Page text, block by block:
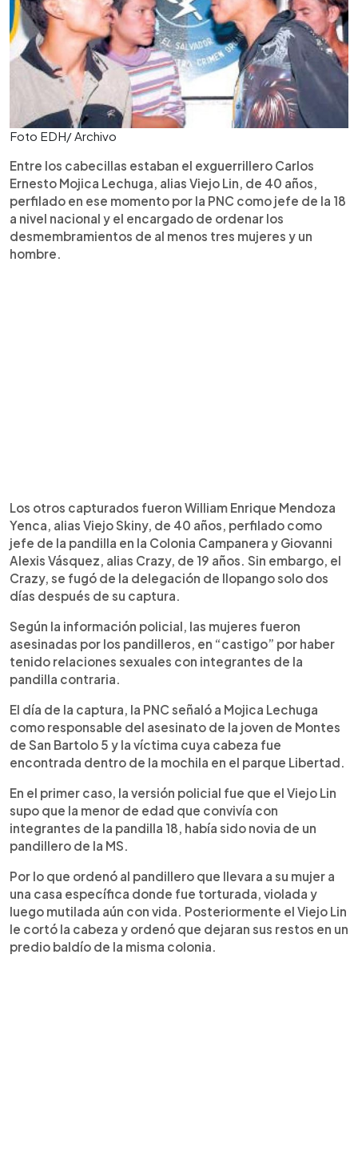
Foto EDH/ Archivo
Entre los cabecillas estaban el exguerrillero Carlos
Ernesto Mojica Lechuga, alias Viejo Lin, de 40 años,
perfilado en ese momento por la PNC como jefe de la 18
a nivel nacional y el encargado de ordenar los
desmembramientos de al menos tres mujeres y un
hombre.
Los otros capturados fueron William Enrique Mendoza
Yenca, alias Viejo Skiny, de 40 años, perfilado como
jefe de la pandilla en la Colonia Campanera y Giovanni
Alexis Vásquez, alias Crazy, de 19 años. Sin embargo, el
Crazy, se fugó de la delegación de Ilopango solo dos
días después de su captura.
Según la información policial, las mujeres fueron
asesinadas por los pandilleros, en “castigo” por haber
tenido relaciones sexuales con integrantes de la
pandilla contraria.
El día de la captura, la PNC señaló a Mojica Lechuga
como responsable del asesinato de la joven de Montes
de San Bartolo 5 y la víctima cuya cabeza fue
encontrada dentro de la mochila en el parque Libertad.
En el primer caso, la versión policial fue que el Viejo Lin
supo que la menor de edad que convivía con
integrantes de la pandilla 18, había sido novia de un
pandillero de la MS.
Por lo que ordenó al pandillero que llevara a su mujer a
una casa específica donde fue torturada, violada y
luego mutilada aún con vida. Posteriormente el Viejo Lin
le cortó la cabeza y ordenó que dejaran sus restos en un
predio baldío de la misma colonia.